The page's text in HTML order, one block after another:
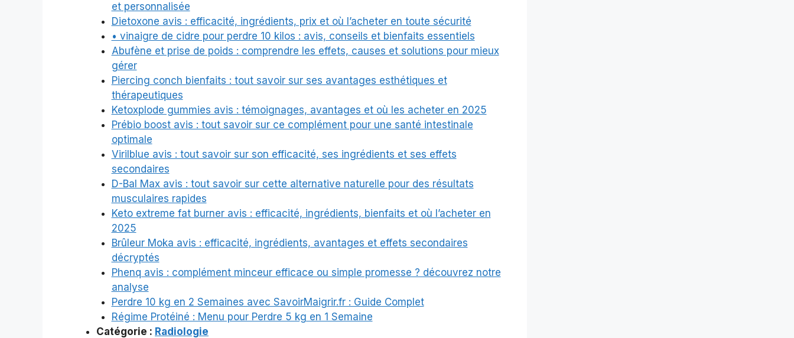
et personnalisée
Dietoxone avis : efficacité, ingrédients, prix et où l’acheter en toute sécurité
• vinaigre de cidre pour perdre 10 kilos : avis, conseils et bienfaits essentiels
Abufène et prise de poids : comprendre les effets, causes et solutions pour mieux
gérer
Piercing conch bienfaits : tout savoir sur ses avantages esthétiques et
thérapeutiques
Ketoxplode gummies avis : témoignages, avantages et où les acheter en 2025
Prébio boost avis : tout savoir sur ce complément pour une santé intestinale
optimale
Virilblue avis : tout savoir sur son efficacité, ses ingrédients et ses effets
secondaires
D-Bal Max avis : tout savoir sur cette alternative naturelle pour des résultats
musculaires rapides
Keto extreme fat burner avis : efficacité, ingrédients, bienfaits et où l’acheter en
2025
Brûleur Moka avis : efficacité, ingrédients, avantages et effets secondaires
décryptés
Phenq avis : complément minceur efficace ou simple promesse ? découvrez notre
analyse
Perdre 10 kg en 2 Semaines avec SavoirMaigrir.fr : Guide Complet
Régime Protéiné : Menu pour Perdre 5 kg en 1 Semaine
Catégorie : Radiologie